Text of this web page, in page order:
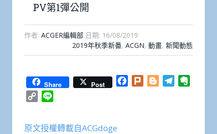
PV第1彈公開
作者: ACGER編輯部 日期: 16/08/2019
2019年秋季新番, ACGN, 動畫, 新聞動態
Share Post Facebook
Plurk BloggerTelegram
Copy
原文授權轉載自ACGdoge